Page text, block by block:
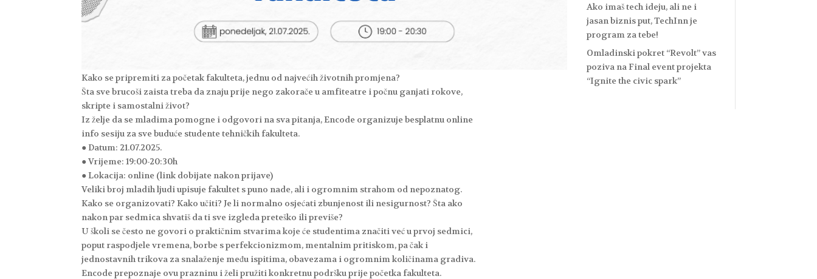
Kako se pripremiti za početak fakulteta, jednu od najvećih životnih promjena?
Šta sve brucoši zaista treba da znaju prije nego zakorače u amfiteatre i počnu ganjati rokove,
skripte i samostalni život?
Iz želje da se mladima pomogne i odgovori na sva pitanja, Encode organizuje besplatnu online
info sesiju za sve buduće studente tehničkih fakulteta.
● Datum: 21.07.2025.
● Vrijeme: 19:00-20:30h
● Lokacija: online (link dobijate nakon prijave)
Veliki broj mladih ljudi upisuje fakultet s puno nade, ali i ogromnim strahom od nepoznatog.
Kako se organizovati? Kako učiti? Je li normalno osjećati zbunjenost ili nesigurnost? Šta ako
nakon par sedmica shvatiš da ti sve izgleda preteško ili previše?
U školi se često ne govori o praktičnim stvarima koje će studentima značiti već u prvoj sedmici,
poput raspodjele vremena, borbe s perfekcionizmom, mentalnim pritiskom, pa čak i
jednostavnih trikova za snalaženje među ispitima, obavezama i ogromnim količinama gradiva.
Encode prepoznaje ovu prazninu i želi pružiti konkretnu podršku prije početka fakulteta.
Ako imaš tech ideju, ali ne i
jasan biznis put, TechInn je
program za tebe!
Omladinski pokret “Revolt” vas
poziva na Final event projekta
“Ignite the civic spark”